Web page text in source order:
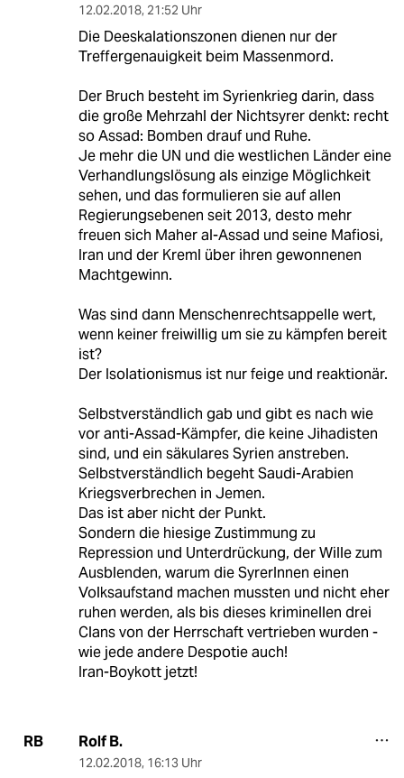
12.02.2018, 21:52 Uhr
Die Deeskalationszonen dienen nur der
Treffergenauigkeit beim Massenmord.
Der Bruch besteht im Syrienkrieg darin, dass
die große Mehrzahl der Nichtsyrer denkt: recht
so Assad: Bomben drauf und Ruhe.
Je mehr die UN und die westlichen Länder eine
Verhandlungslösung als einzige Möglichkeit
sehen, und das formulieren sie auf allen
Regierungsebenen seit 2013, desto mehr
freuen sich Maher al-Assad und seine Mafiosi,
Iran und der Kreml über ihren gewonnenen
Machtgewinn.
Was sind dann Menschenrechtsappelle wert,
wenn keiner freiwillig um sie zu kämpfen bereit
ist?
Der Isolationismus ist nur feige und reaktionär.
Selbstverständlich gab und gibt es nach wie
vor anti-Assad-Kämpfer, die keine Jihadisten
sind, und ein säkulares Syrien anstreben.
Selbstverständlich begeht Saudi-Arabien
Kriegsverbrechen in Jemen.
Das ist aber nicht der Punkt.
Sondern die hiesige Zustimmung zu
Repression und Unterdrückung, der Wille zum
Ausblenden, warum die SyrerInnen einen
Volksaufstand machen mussten und nicht eher
ruhen werden, als bis dieses kriminellen drei
Clans von der Herrschaft vertrieben wurden -
wie jede andere Despotie auch!
Iran-Boykott jetzt!
RB Rolf B.
12.02.2018, 16:13 Uhr